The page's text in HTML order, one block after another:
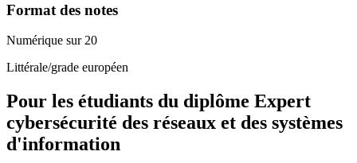
Format des notes
Numérique sur 20
Littérale/grade européen
Pour les étudiants du diplôme Expert
cybersécurité des réseaux et des systèmes
d'information